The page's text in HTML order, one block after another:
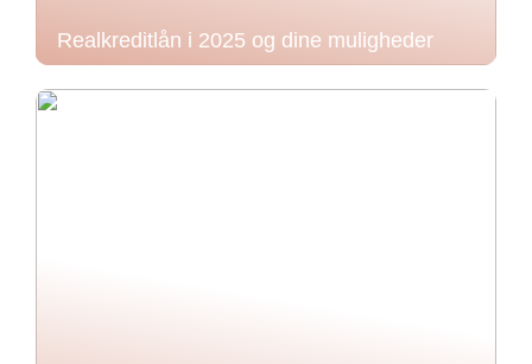
Realkreditlån i 2025 og dine muligheder